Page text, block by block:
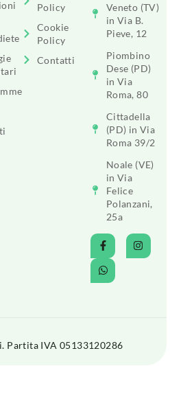
Policy
Cookie
Policy
Contatti
Veneto (TV)
in Via B.
Pieve, 12
Piombino
Dese (PD)
in Via
Roma, 80
Cittadella
(PD) in Via
Roma 39/2
Noale (VE)
in Via
Felice
Polanzani,
25a
IVA 05133120286